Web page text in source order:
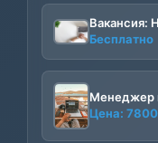
Вакансия:
Бесплатно
Менеджер
Цена: